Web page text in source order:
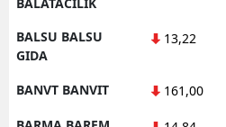
BALSU BALSU
GIDA
13,22
BANVT BANVIT 161,00